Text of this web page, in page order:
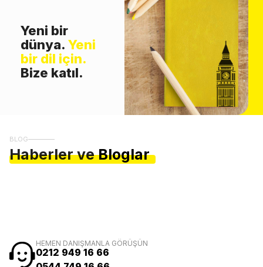
Yeni bir
dünya. Yeni
bir dil için.
Bize katıl.
BLOG
Haberler ve Bloglar
HEMEN DANIŞMANLA GÖRÜŞÜN
0212 949 16 66